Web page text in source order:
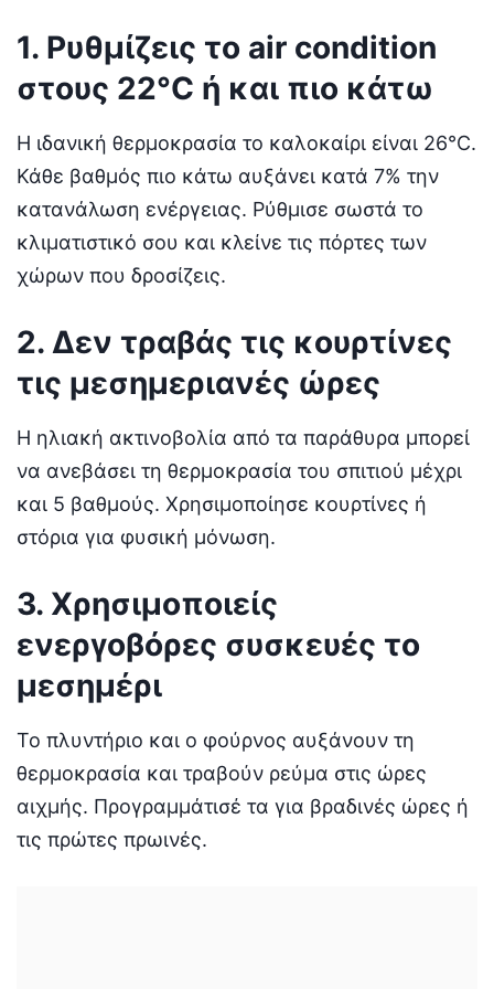
1. Ρυθμίζεις το air condition
στους 22°C ή και πιο κάτω
Η ιδανική θερμοκρασία το καλοκαίρι είναι 26°C.
Κάθε βαθμός πιο κάτω αυξάνει κατά 7% την
κατανάλωση ενέργειας. Ρύθμισε σωστά το
κλιματιστικό σου και κλείνε τις πόρτες των
χώρων που δροσίζεις.
2. Δεν τραβάς τις κουρτίνες
τις μεσημεριανές ώρες
Η ηλιακή ακτινοβολία από τα παράθυρα μπορεί
να ανεβάσει τη θερμοκρασία του σπιτιού μέχρι
και 5 βαθμούς. Χρησιμοποίησε κουρτίνες ή
στόρια για φυσική μόνωση.
3. Χρησιμοποιείς
ενεργοβόρες συσκευές το
μεσημέρι
Το πλυντήριο και ο φούρνος αυξάνουν τη
θερμοκρασία και τραβούν ρεύμα στις ώρες
αιχμής. Προγραμμάτισέ τα για βραδινές ώρες ή
τις πρώτες πρωινές.